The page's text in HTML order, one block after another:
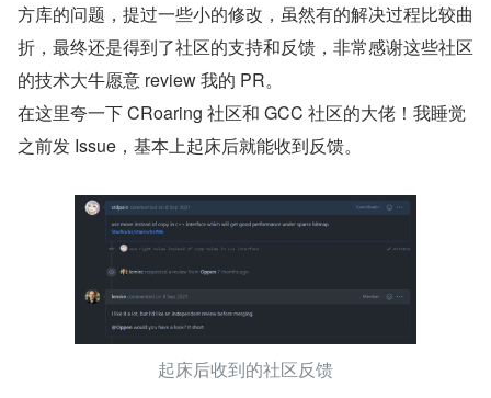
方库的问题，提过一些小的修改，虽然有的解决过程比较曲
折，最终还是得到了社区的支持和反馈，非常感谢这些社区
的技术大牛愿意 review 我的 PR。
在这里夸一下 CRoaring 社区和 GCC 社区的大佬！我睡觉
之前发 Issue，基本上起床后就能收到反馈。
起床后收到的社区反馈